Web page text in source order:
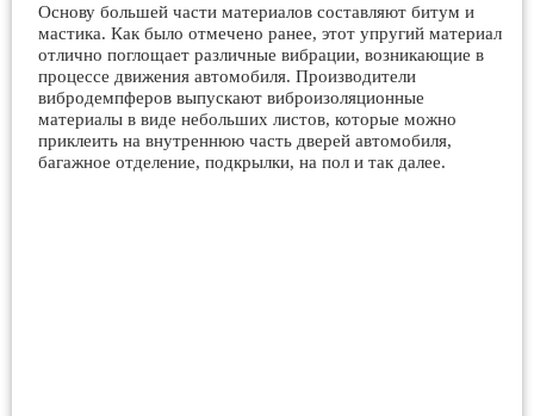
Основу большей части материалов составляют битум и
мастика. Как было отмечено ранее, этот упругий материал
отлично поглощает различные вибрации, возникающие в
процессе движения автомобиля. Производители
вибродемпферов выпускают виброизоляционные
материалы в виде небольших листов, которые можно
приклеить на внутреннюю часть дверей автомобиля,
багажное отделение, подкрылки, на пол и так далее.